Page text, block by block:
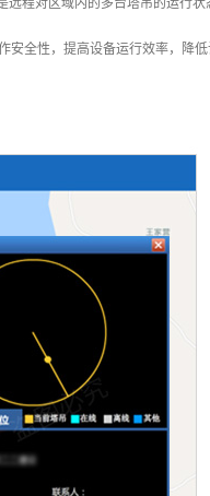
程对区域内的多台塔吊的运行状
安全性，提高设备运行效率，降